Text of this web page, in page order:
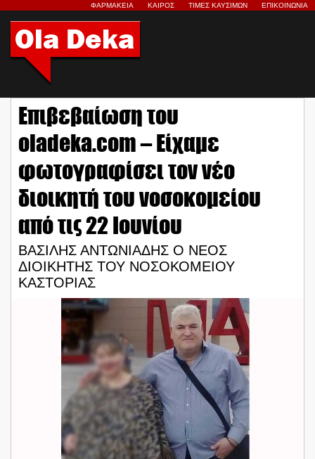
ΦΑΡΜΑΚΕΙΑ ΚΑΙΡΟΣ ΤΙΜΕΣ ΚΑΥΣΙΜΩΝ ΕΠΙΚΟΙΝΩΝΙΑ
Επιβεβαίωση του
oladeka.com – Είχαμε
φωτογραφίσει τον νέο
διοικητή του νοσοκομείου
από τις 22 Ιουνίου
ΒΑΣΙΛΗΣ ΑΝΤΩΝΙΑΔΗΣ Ο ΝΕΟΣ
ΔΙΟΙΚΗΤΗΣ ΤΟΥ ΝΟΣΟΚΟΜΕΙΟΥ
ΚΑΣΤΟΡΙΑΣ